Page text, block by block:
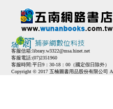
客服信箱:library.w3322@msa.hinet.net
客服電話:(07)2351960
客服時間:平日9：30-18：00（國定假日除外）
Copyright © 2017 五楠圖書用品股份有限公司